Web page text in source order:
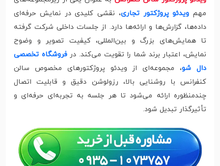
مهم ویدئو پروژکتور تجاری، نقشی کلیدی در نمایش حرفه‌ای
داده‌ها، گزارش‌ها و ارائه‌ها دارد. از جلسات داخلی شرکت گرفته
تا همایش‌های بزرگ و بین‌المللی، کیفیت تصویر و وضوح
نمایش، اعتبار برند شما را تقویت می‌کند. درفروشگاه تخصصی
دال شو، مجموعه‌ای از ویدئو پروژکتورهای مخصوص سالن
کنفرانس با روشنایی بالا، رزولوشن دقیق و قابلیت اتصال
چندمنظوره ارائه می‌شود تا هر جلسه به تجربه‌ای حرفه‌ای و
تأثیرگذار تبدیل شود.